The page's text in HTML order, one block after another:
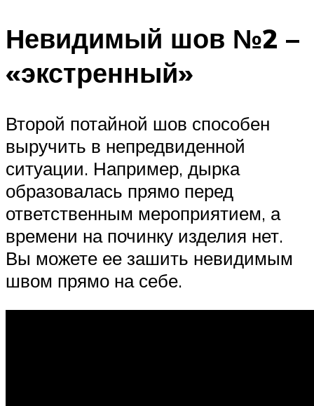
Невидимый шов №2 –
«экстренный»
Второй потайной шов способен
выручить в непредвиденной
ситуации. Например, дырка
образовалась прямо перед
ответственным мероприятием, а
времени на починку изделия нет.
Вы можете ее зашить невидимым
швом прямо на себе.